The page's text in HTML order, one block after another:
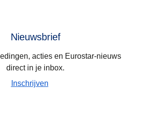
Nieuwsbrief
acties en Eurostar-nieuws
direct in je inbox.
Inschrijven